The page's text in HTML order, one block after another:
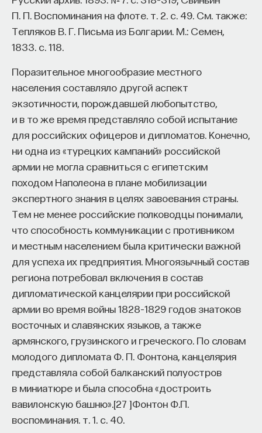
П. П. Воспоминания на флоте. т. 2. с. 49. См. также:
Тепляков В. Г. Письма из Болгарии. М.: Семен,
1833. с. 118.
Поразительное многообразие местного
населения составляло другой аспект
экзотичности, порождавшей любопытство,
и в то же время представляло собой испытание
для российских офицеров и дипломатов. Конечно,
ни одна из «турецких кампаний» российской
армии не могла сравниться с египетским
походом Наполеона в плане мобилизации
экспертного знания в целях завоевания страны.
Тем не менее российские полководцы понимали,
что способность коммуникации с противником
и местным населением была критически важной
для успеха их предприятия. Многоязычный состав
региона потребовал включения в состав
дипломатической канцелярии при российской
армии во время войны 1828–1829 годов знатоков
восточных и славянских языков, а также
армянского, грузинского и греческого. По словам
молодого дипломата Ф. П. Фонтона, канцелярия
представляла собой балканский полуостров
в миниатюре и была способна «достроить
вавилонскую башню». [27 ]Фонтон Ф.П.
воспоминания. т. 1. c. 40.